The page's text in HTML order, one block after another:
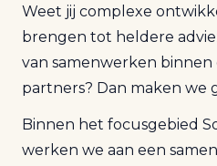
Weet jij complexe
brengen tot heldere
van samenwerken
partners? Dan maken we
Binnen het focusgebied
werken we aan een